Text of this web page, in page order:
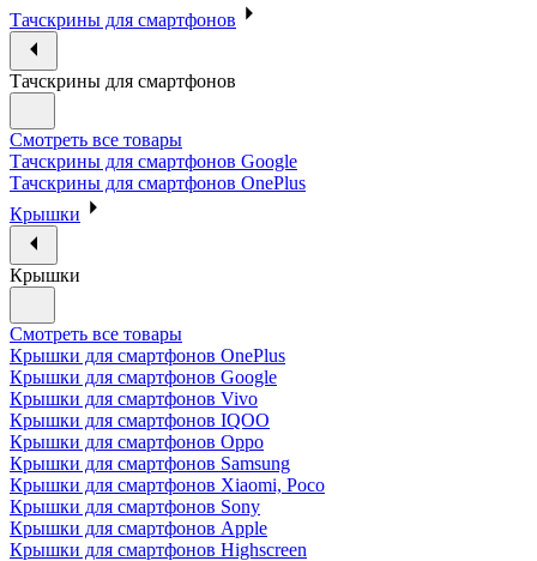
Тачскрины для смартфонов
Тачскрины для смартфонов
Смотреть все товары
Тачскрины для смартфонов Google
Тачскрины для смартфонов OnePlus
Крышки
Крышки
Смотреть все товары
Крышки для смартфонов OnePlus
Крышки для смартфонов Google
Крышки для смартфонов Vivo
Крышки для смартфонов IQOO
Крышки для смартфонов Oppo
Крышки для смартфонов Samsung
Крышки для смартфонов Xiaomi, Poco
Крышки для смартфонов Sony
Крышки для смартфонов Apple
Крышки для смартфонов Highscreen